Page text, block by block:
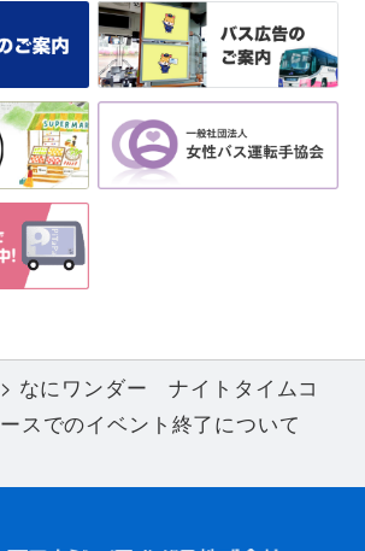
なにワンダー ナイトタイムコ
ースでのイベント終了について